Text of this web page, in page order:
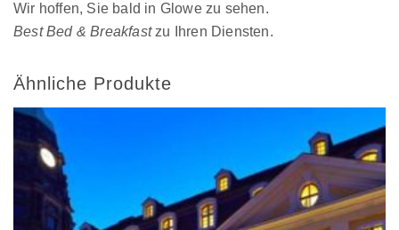
Wir hoffen, Sie bald in Glowe zu sehen.
Best Bed & Breakfastzu Ihren Diensten.
Ähnliche Produkte